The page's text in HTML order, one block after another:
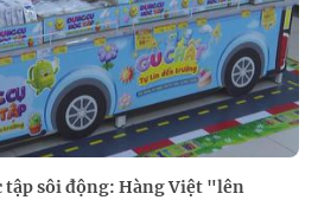
sôi động: Hàng Việt "lên